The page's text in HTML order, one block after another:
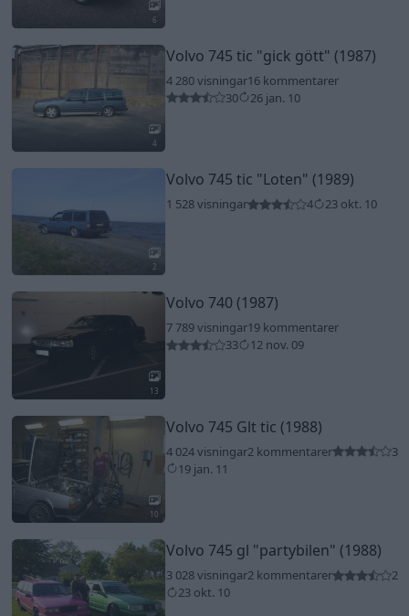
6
4
Volvo 745 tic "gick gött" (1987)
4 280 visningar16 kommentarer
30
26 jan. 10
2
Volvo 745 tic "Loten" (1989)
1 528 visningar 4 23 okt. 10
13
Volvo 740 (1987)
7 789 visningar19 kommentarer
33
12 nov. 09
10
Volvo 745 Glt tic (1988)
4 024 visningar2 kommentarer
3
19 jan. 11
Volvo 745 gl "partybilen" (1988)
3 028 visningar2 kommentarer
2
23 okt. 10